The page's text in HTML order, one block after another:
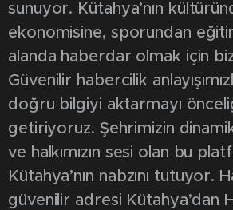
sunuyor. Kütahya’nın
ekonomisine, sporundan
alanda haberdar olmak için
Güvenilir habercilik
doğru bilgiyi aktarmayı
getiriyoruz. Şehrimizin
ve halkımızın sesi olan bu
Kütahya’nın nabzını tutuyor.
güvenilir adresi Kütahya’dan